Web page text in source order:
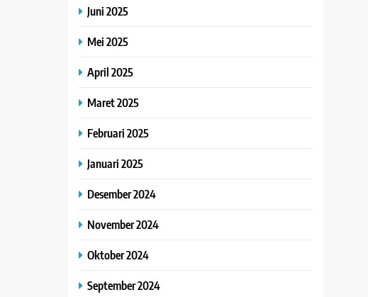
Juni 2025
Mei 2025
April 2025
Maret 2025
Februari 2025
Januari 2025
Desember 2024
November 2024
Oktober 2024
September 2024